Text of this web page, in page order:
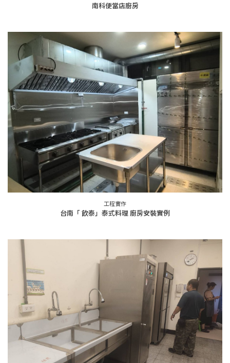
南科便當店廚房
工程實作
台南「 飲泰」泰式料理 廚房安裝實例